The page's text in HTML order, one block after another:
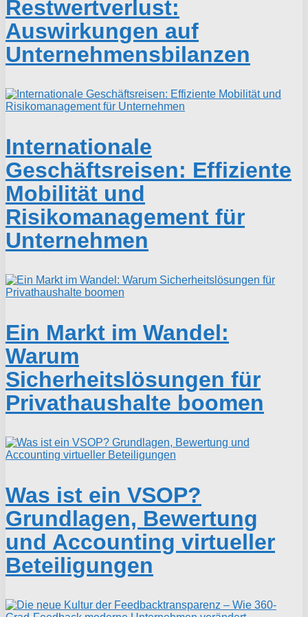
Restwertverlust:
Auswirkungen auf
Unternehmensbilanzen
Internationale
Geschäftsreisen: Effiziente
Mobilität und
Risikomanagement für
Unternehmen
Ein Markt im Wandel:
Warum
Sicherheitslösungen für
Privathaushalte boomen
Was ist ein VSOP?
Grundlagen, Bewertung
und Accounting virtueller
Beteiligungen